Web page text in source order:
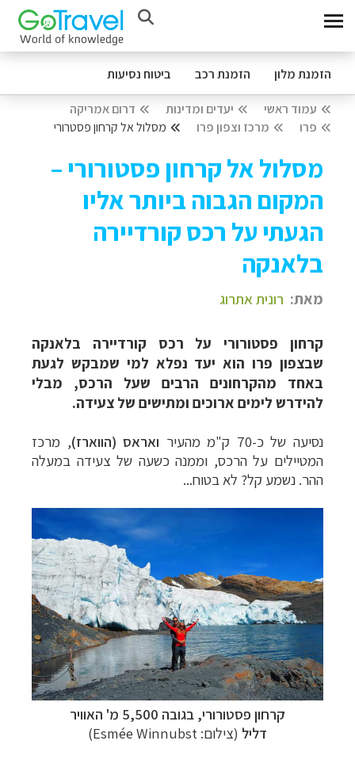
הזמנת מלון הזמנת רכב ביטוח נסיעות
עמוד ראשי יעדים ומדינות
דרום אמריקה
פרו
מרכז וצפון פרו מסלול אל קרחון פסטרורי
מסלול אל קרחון פסטורורי –
המקום הגבוה ביותר אליו
הגעתי על רכס קורדיירה
בלאנקה
מאת: רונית אתרוג
קרחון פסטורורי על רכס קורדיירה בלאנקה
שבצפון פרו הוא יעד נפלא למי שמבקש לגעת
באחד מהקרחונים הרבים שעל הרכס, מבלי
להידרש לימים ארוכים ומתישים של צעידה.
נסיעה של כ-70 ק"מ מהעיר ואראס (הווארז), מרכז
המטיילים על הרכס, וממנה כשעה של צעידה במעלה
ההר. נשמע קל? לא בטוח...
קרחון פסטורורי, בגובה 5,500 מ' האוויר
דליל (צילום: Esmée Winnubst)